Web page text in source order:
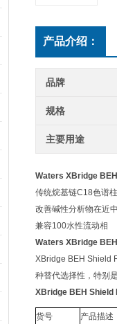
产品介绍：
品牌
规格
主要用途
Waters XBridge
传统烷基链C18色谱
改善碱性分析物在近
兼容100水性流动相
Waters XBridge
XBridge BEH Shield
种替代选择性，特别
XBridge BEH Shield
货号
产品描述